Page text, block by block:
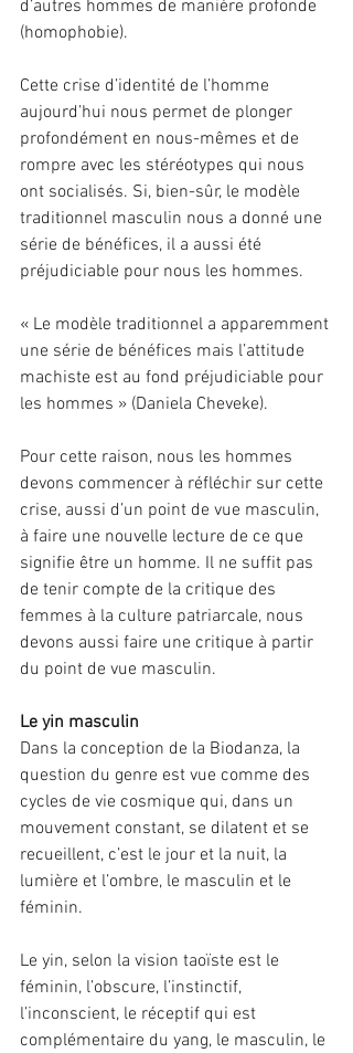
d’autres hommes de manière profonde
(homophobie).
Cette crise d’identité de l’homme
aujourd’hui nous permet de plonger
profondément en nous-mêmes et de
rompre avec les stéréotypes qui nous
ont socialisés. Si, bien-sûr, le modèle
traditionnel masculin nous a donné une
série de bénéfices, il a aussi été
préjudiciable pour nous les hommes.
« Le modèle traditionnel a apparemment
une série de bénéfices mais l’attitude
machiste est au fond préjudiciable pour
les hommes » (Daniela Cheveke).
Pour cette raison, nous les hommes
devons commencer à réfléchir sur cette
crise, aussi d’un point de vue masculin,
à faire une nouvelle lecture de ce que
signifie être un homme. Il ne suffit pas
de tenir compte de la critique des
femmes à la culture patriarcale, nous
devons aussi faire une critique à partir
du point de vue masculin.
Le yin masculin
Dans la conception de la Biodanza, la
question du genre est vue comme des
cycles de vie cosmique qui, dans un
mouvement constant, se dilatent et se
recueillent, c’est le jour et la nuit, la
lumière et l’ombre, le masculin et le
féminin.
Le yin, selon la vision taoïste est le
féminin, l’obscure, l’instinctif,
l’inconscient, le réceptif qui est
complémentaire du yang, le masculin, le